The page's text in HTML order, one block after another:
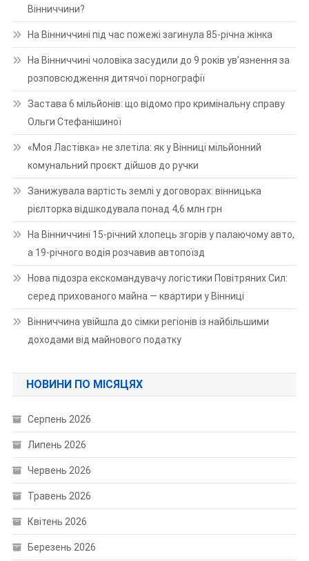
Вінниччини?
На Вінниччині під час пожежі загинула 85-річна жінка
На Вінниччині чоловіка засудили до 9 років ув’язнення за
розповсюдження дитячої порнографії
Застава 6 мільйонів: що відомо про кримінальну справу
Ольги Стефанішиної
«Моя Ластівка» не злетіла: як у Вінниці мільйонний
комунальний проєкт дійшов до ручки
Занижувала вартість землі у договорах: вінницька
рієлторка відшкодувала понад 4,6 млн грн
На Вінниччині 15-річний хлопець згорів у палаючому авто,
а 19-річного водія розчавив автопоїзд
Нова підозра екскомандувачу логістики Повітряних Сил:
серед прихованого майна — квартири у Вінниці
Вінниччина увійшла до сімки регіонів із найбільшими
доходами від майнового податку
НОВИНИ ПО МІСЯЦЯХ
Серпень 2026
Липень 2026
Червень 2026
Травень 2026
Квітень 2026
Березень 2026